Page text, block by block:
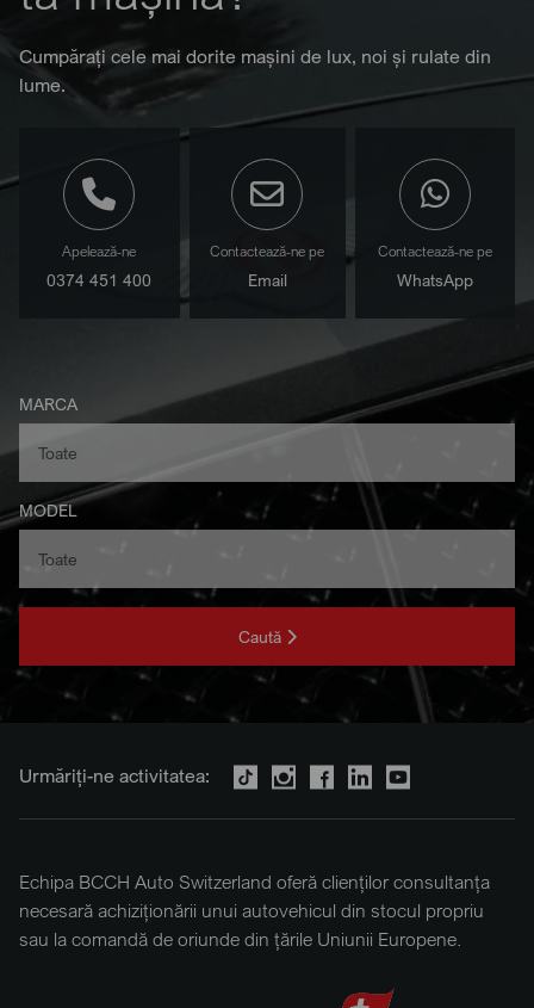
Cumpărați cele mai dorite mașini de lux, noi și rulate din
lume.
Apelează-ne
0374 451 400
Contactează-ne pe
Email
Contactează-ne pe
WhatsApp
MARCA
MODEL
Caută
Urmăriți-ne activitatea:
Echipa BCCH Auto Switzerland oferă clienților consultanța
necesară achiziționării unui autovehicul din stocul propriu
sau la comandă de oriunde din țările Uniunii Europene.